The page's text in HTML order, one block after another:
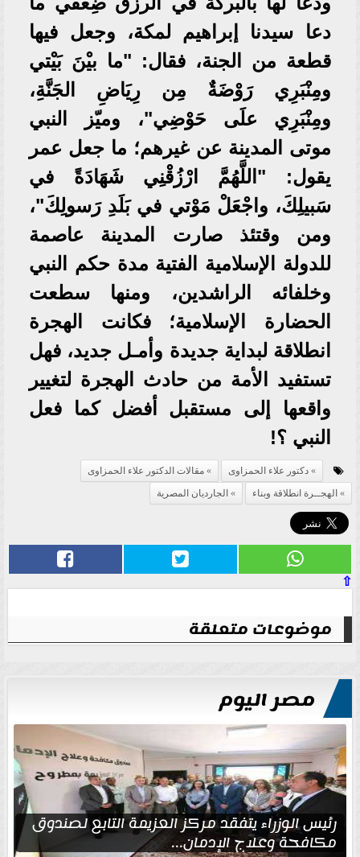
دعا سيدنا إبراهيم لمكة، وجعل فيها
قطعة من الجنة، فقال: "ما بيْنَ بَيْتي
ومِنْبَرِي رَوْضَةٌ مِن رِيَاضِ الجَنَّةِ،
ومِنْبَرِي علَى حَوْضِي"، وميّز النبي
موتى المدينة عن غيرهم؛ ما جعل عمر
يقول: "اللَّهُمَّ ارْزُقْنِي شَهَادَةً في
سَبيلِكَ، واجْعَلْ مَوْتي في بَلَدِ رَسولِكَ"،
ومن وقتئذ صارت المدينة عاصمة
للدولة الإسلامية الفتية مدة حكم النبي
وخلفائه الراشدين، ومنها سطعت
الحضارة الإسلامية؛ فكانت الهجرة
انطلاقة لبداية جديدة وأمـل جديد، فهل
تستفيد الأمة من حادث الهجرة لتغيير
واقعها إلى مستقبل أفضل كما فعل
النبي ؟!
دكتور علاء الحمزاوى
مقالات الدكتور علاء الحمزاوى
الهجــرة انطلاقة وبناء
الجارديان المصرية
⇧
موضوعات متعلقة
مصر اليوم
رئيس الوزراء يتفقد مركز العزيمة التابع لصندوق
مكافحة وعلاج الإدمان...